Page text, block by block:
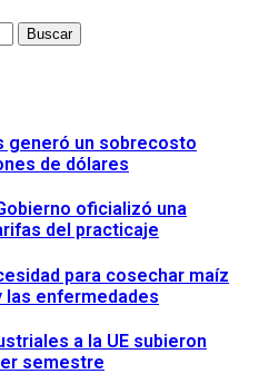
generó un sobrecosto
de dólares
oficializó una
del practicaje
para cosechar maíz
las enfermedades
a la UE subieron
semestre